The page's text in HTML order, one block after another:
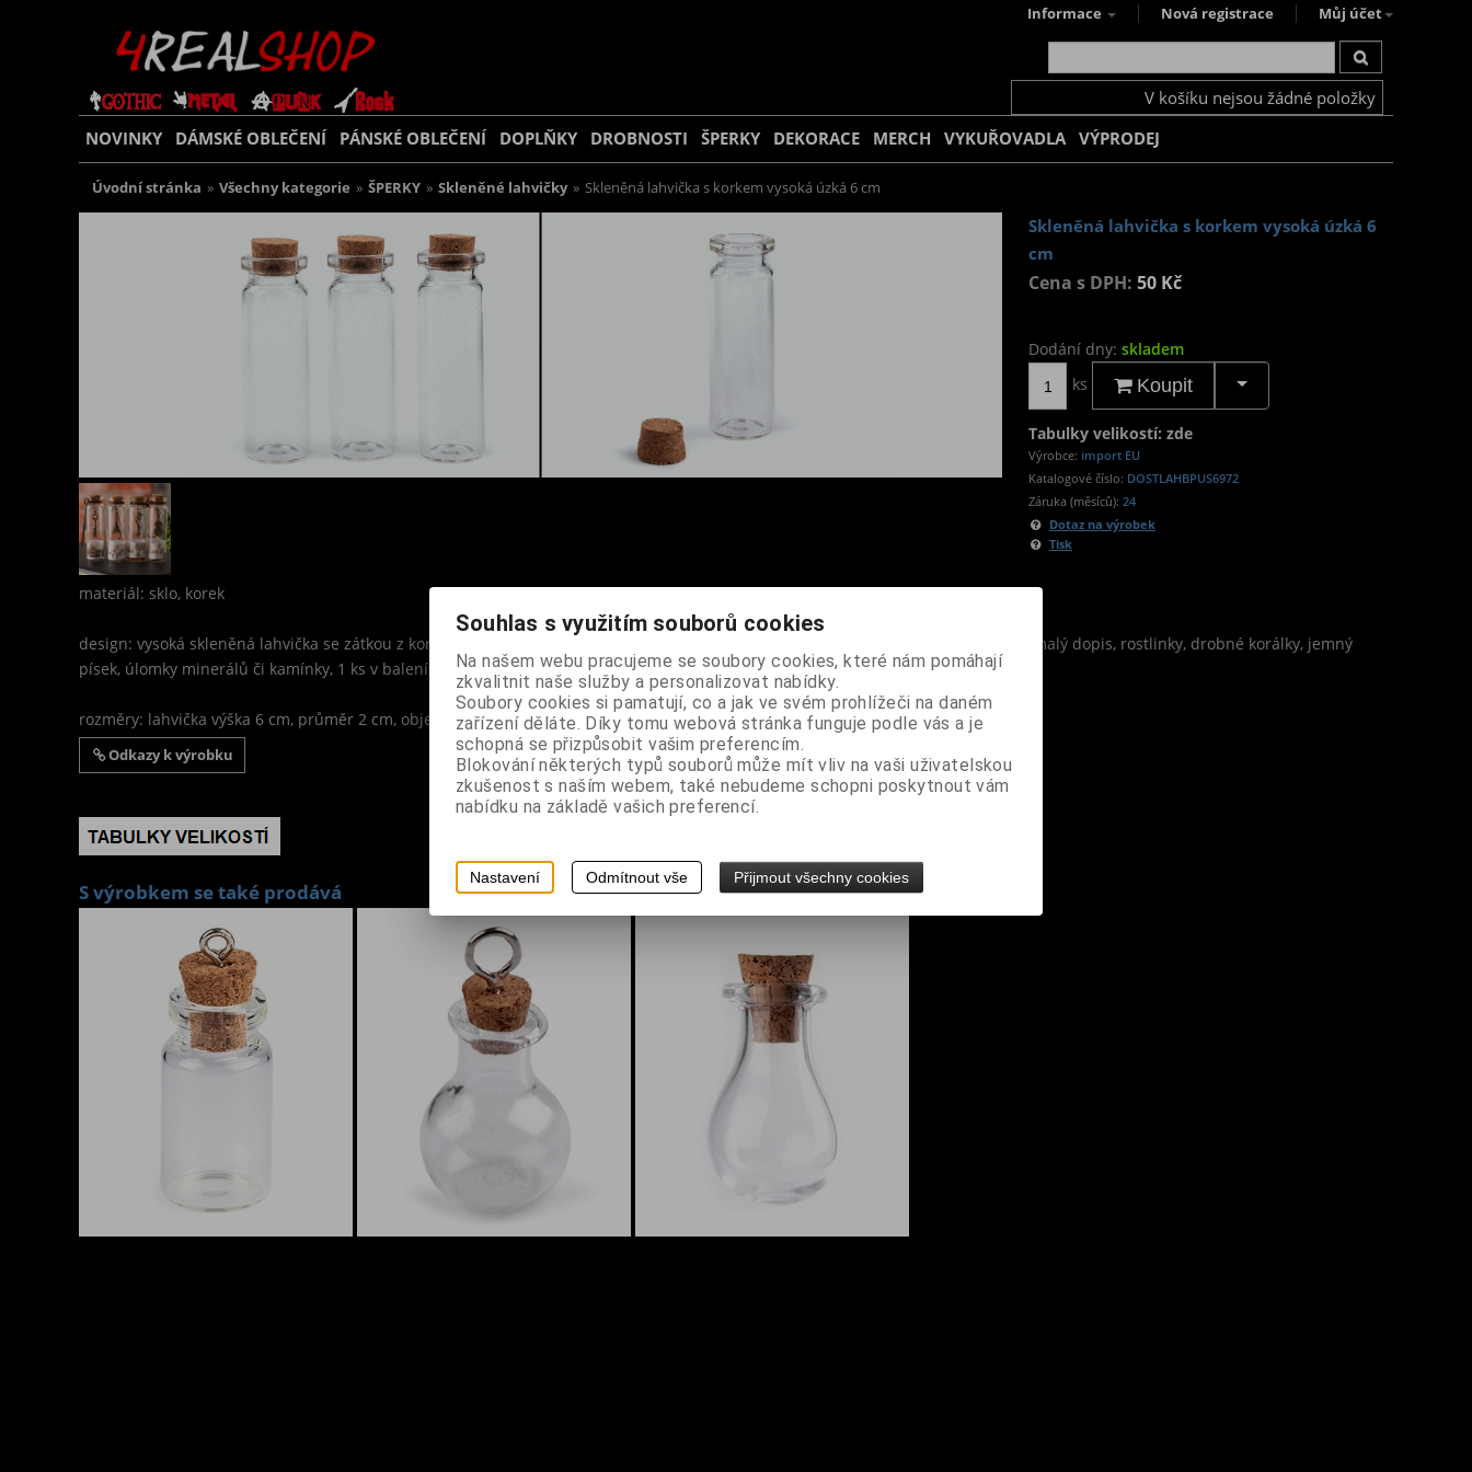
Informace Nová registrace Můj účet
V košíku nejsou žádné položky
NOVINKY DÁMSKÉ OBLEČENÍ PÁNSKÉ OBLEČENÍ DOPLŇKY DROBNOSTI ŠPERKY DEKORACE MERCH VYKUŘOVADLA VÝPRODEJ
Úvodní stránka » Všechny kategorie » ŠPERKY » Skleněné lahvičky » Skleněná lahvička s korkem vysoká úzká 6 cm
Skleněná lahvička s korkem vysoká úzká 6
cm
Cena s DPH: 50 Kč
Dodání dny: skladem
ks
Koupit
Tabulky velikostí: zde
Výrobce: import EU
Katalogové číslo: DOSTLAHBPUS6972
Záruka (měsíců): 24
Dotaz na výrobek
Tisk
materiál: sklo, korek
design: vysoká skleněná lahvička se zátkou z korku na přípravu magických šperků, vhodná na jakoukoli vaší neřest, hříšné požitky, malý dopis, rostlinky, drobné korálky, jemný
písek, úlomky minerálů či kamínky, 1 ks v balení
rozměry: lahvička výška 6 cm, průměr 2 cm, objem 13 ml
Odkazy k výrobku
S výrobkem se také prodává
Souhlas s využitím souborů cookies
Na našem webu pracujeme se soubory cookies, které nám pomáhají
zkvalitnit naše služby a personalizovat nabídky.
Soubory cookies si pamatují, co a jak ve svém prohlížeči na daném
zařízení děláte. Díky tomu webová stránka funguje podle vás a je
schopná se přizpůsobit vašim preferencím.
Blokování některých typů souborů může mít vliv na vaši uživatelskou
zkušenost s naším webem, také nebudeme schopni poskytnout vám
nabídku na základě vašich preferencí.
Nastavení Odmítnout vše Přijmout všechny cookies